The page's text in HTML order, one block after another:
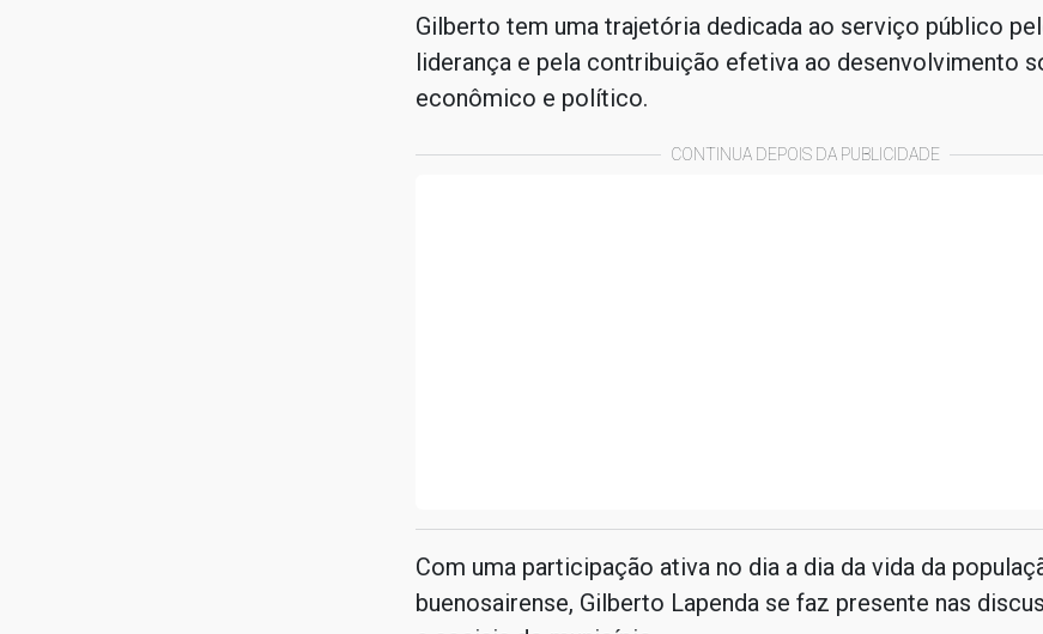
Gilberto tem uma trajetória dedicada ao serviço público
liderança e pela contribuição efetiva ao desenvolvimento
econômico e político.
CONTINUA DEPOIS DA PUBLICIDADE
Com uma participação ativa no dia a dia da vida da
buenosairense, Gilberto Lapenda se faz presente nas